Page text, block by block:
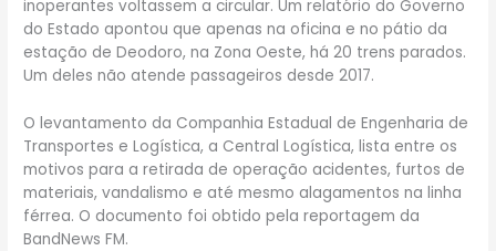
inoperantes voltassem a circular. Um relatório do Governo
do Estado apontou que apenas na oficina e no pátio da
estação de Deodoro, na Zona Oeste, há 20 trens parados.
Um deles não atende passageiros desde 2017.
O levantamento da Companhia Estadual de Engenharia de
Transportes e Logística, a Central Logística, lista entre os
motivos para a retirada de operação acidentes, furtos de
materiais, vandalismo e até mesmo alagamentos na linha
férrea. O documento foi obtido pela reportagem da
BandNews FM.